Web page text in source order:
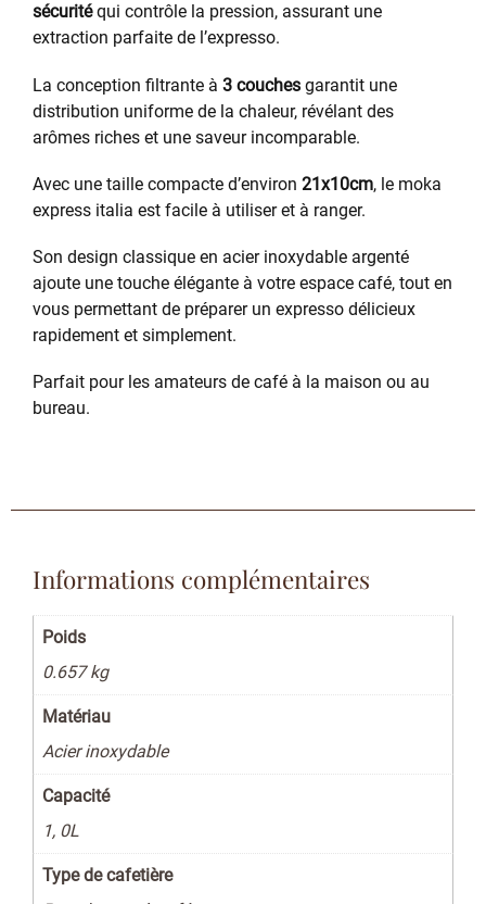
sécuritéqui contrôle la pression, assurant une
extraction parfaite de l’expresso.
La conception filtrante à 3 couches garantit une
distribution uniforme de la chaleur, révélant des
arômes riches et une saveur incomparable.
Avec une taille compacte d’environ 21x10cm, le moka
express italia est facile à utiliser et à ranger.
Son design classique en acier inoxydable argenté
ajoute une touche élégante à votre espace café, tout en
vous permettant de préparer un expresso délicieux
rapidement et simplement.
Parfait pour les amateurs de café à la maison ou au
bureau.
Informations complémentaires
Poids
0.657 kg
Matériau
Acier inoxydable
Capacité
1, 0L
Type de cafetière